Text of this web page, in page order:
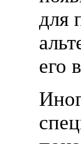
для
его